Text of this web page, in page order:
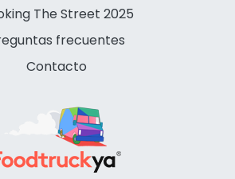
The Street 2025
frecuentes
Contacto